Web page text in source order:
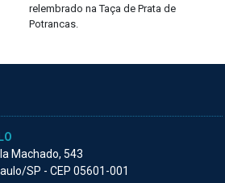
relembrado na Taça de Prata de
Potrancas.
Machado, 543
SP - CEP 05601-001